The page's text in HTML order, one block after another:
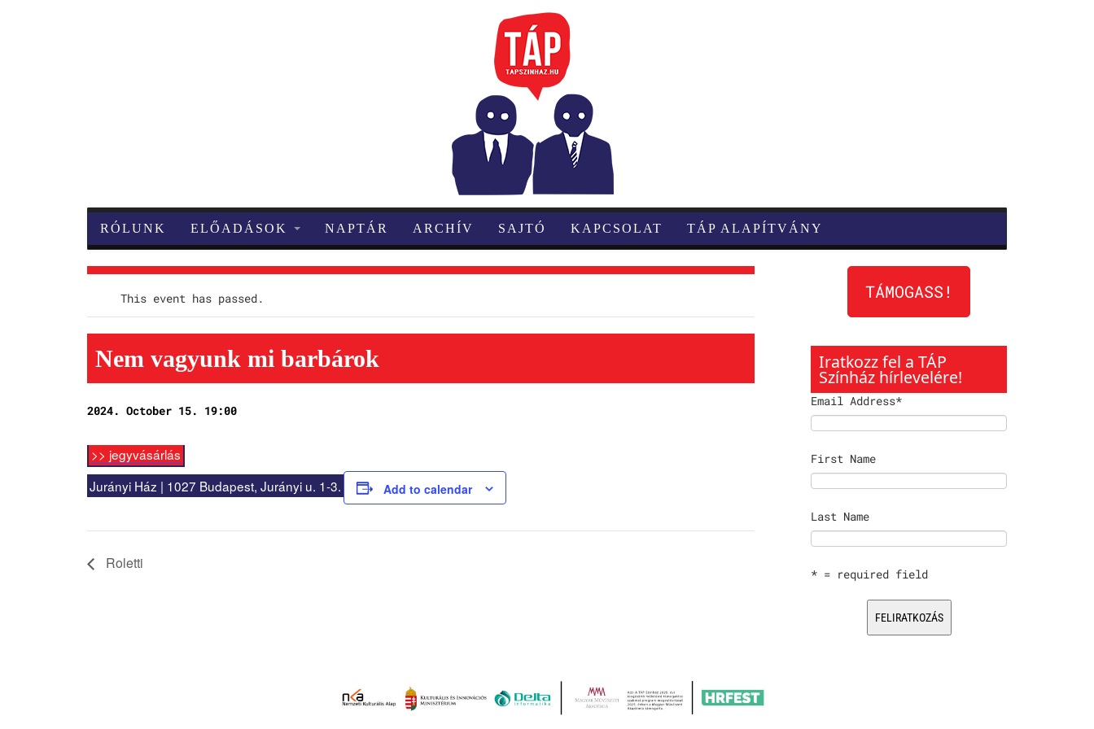
RÓLUNK ELŐADÁSOK NAPTÁR ARCHÍV SAJTÓ KAPCSOLAT TÁP ALAPÍTVÁNY
This event has passed.
Nem vagyunk mi barbárok
2024. October 15. 19:00
>> jegyvásárlás
Jurányi Ház | 1027 Budapest, Jurányi u. 1-3.
Add to calendar
Roletti
TÁMOGASS!
Iratkozz fel a TÁP
Színház hírlevelére!
Email Address*
First Name
Last Name
* = required field